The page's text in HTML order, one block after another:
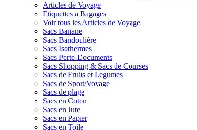
Articles de Voyage
Etiquettes a Bagages
Voir tous les Articles de Voyage
Sacs Banane
Sacs Bandoulière
Sacs Isothermes
Sacs Porte-Documents
Sacs Shopping & Sacs de Courses
Sacs de Fruits et Legumes
Sacs de Sport/Voyage
Sacs de plage
Sacs en Coton
Sacs en Jute
Sacs en Papier
Sacs en Toile